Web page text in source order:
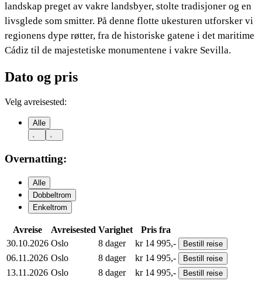
landskap preget av vakre landsbyer, stolte tradisjoner og en
livsglede som smitter. På denne flotte ukesturen utforsker vi
regionens dype røtter, fra de historiske gatene i det maritime
Cádiz til de majestetiske monumentene i vakre Sevilla.
Dato og pris
Velg avreisested:
Alle
Overnatting:
Alle
Dobbeltrom
Enkeltrom
Avreise Avreisested Varighet
Pris fra
30.10.2026 Oslo 8 dager kr 14 995,- Bestill reise
06.11.2026 Oslo 8 dager kr 14 995,- Bestill reise
13.11.2026 Oslo 8 dager kr 14 995,- Bestill reise